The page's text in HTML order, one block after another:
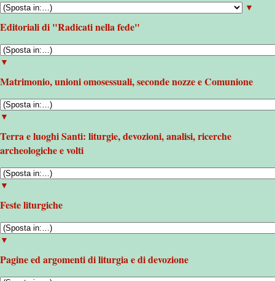
▼
Editoriali di "Radicati nella fede"
▼
Matrimonio, unioni omosessuali, seconde nozze e Comunione
▼
Terra e luoghi Santi: liturgie, devozioni, analisi, ricerche
archeologiche e volti
▼
Feste liturgiche
▼
Pagine ed argomenti di liturgia e di devozione